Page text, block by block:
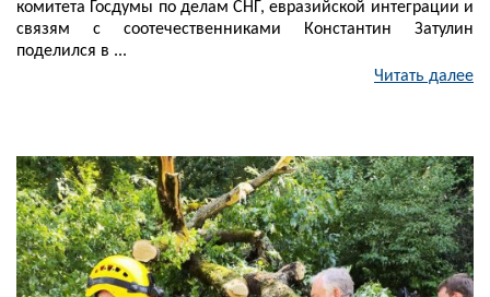
комитета Госдумы по делам СНГ, евразийской интеграции и
связям с соотечественниками Константин Затулин
поделился в ...
Читать далее